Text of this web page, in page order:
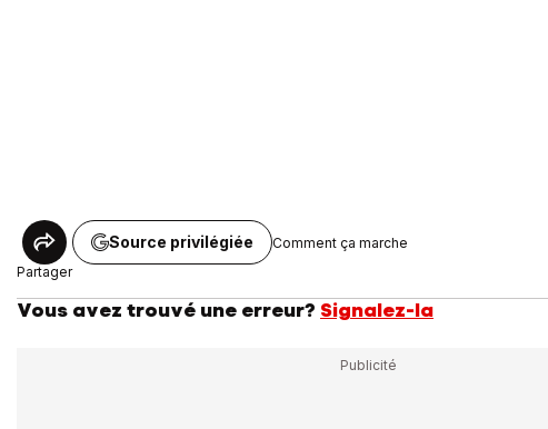
Partager
Source privilégiée Comment ça marche
Vous avez trouvé une erreur? Signalez-la